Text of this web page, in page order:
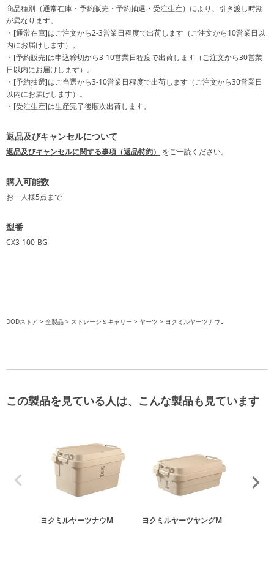
商品種別（通常在庫・予約販売・予約抽選・受注生産）により、引き渡し時期
が異なります。
・[通常在庫]はご注文から2-3営業日程度で出荷します（ご注文から10営業日以
内にお届けします）。
・[予約販売]は申込締切から3-10営業日程度で出荷します（ご注文から30営業
日以内にお届けします）。
・[予約抽選]はご当選から3-10営業日程度で出荷します（ご注文から30営業日
以内にお届けします）。
・[受注生産]は生産完了後順次出荷します。
返品及びキャンセルについて
返品及びキャンセルに関する事項（返品特約） をご一読ください。
購入可能数
お一人様5点まで
型番
CX3-100-BG
DODストア 全製品 ストレージ＆キャリー ヤーツ ヨクミルヤーツナウL
この製品を見ている人は、こんな製品も見ています
ヨクミルヤーツナウM ヨクミルヤーツヤングM